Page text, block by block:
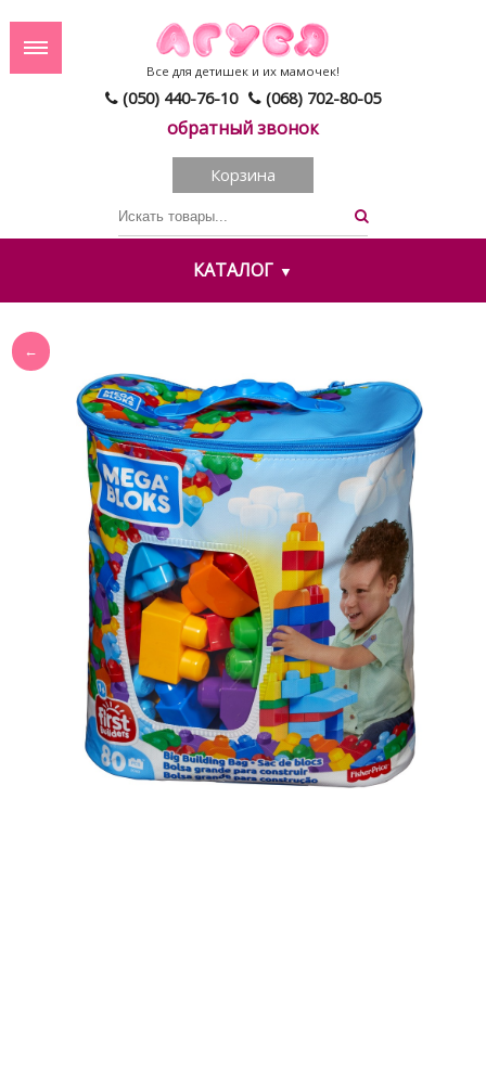
(050) 440-76-10 (068) 702-80-05
обратный звонок
Все для детишек и их мамочек!
Корзина
КАТАЛОГ